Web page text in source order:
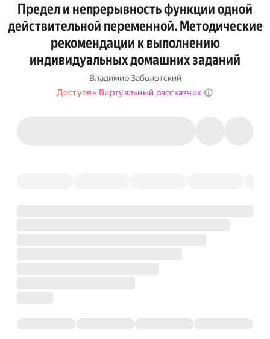
Предел и непрерывность функции одной
действительной переменной. Методические
рекомендации к выполнению
индивидуальных домашних заданий
Владимир Заболотский
Доступен Виртуальный рассказчик